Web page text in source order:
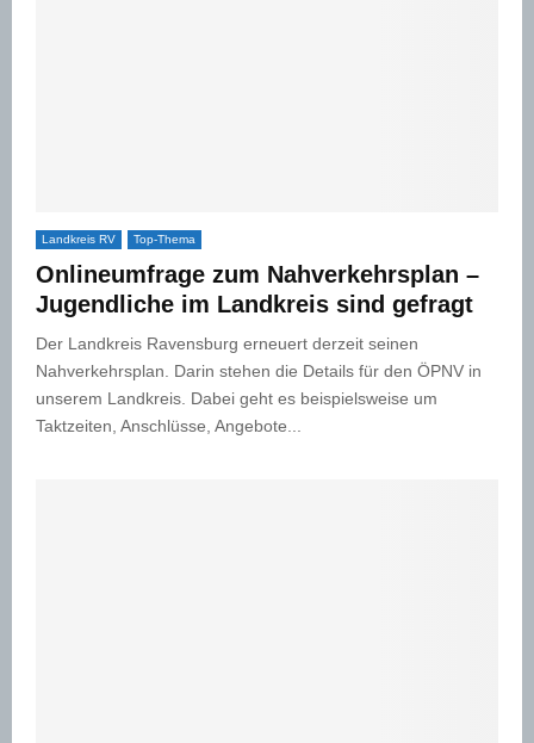
Landkreis RV Top-Thema
Onlineumfrage zum Nahverkehrsplan –
Jugendliche im Landkreis sind gefragt
Der Landkreis Ravensburg erneuert derzeit seinen
Nahverkehrsplan. Darin stehen die Details für den ÖPNV in
unserem Landkreis. Dabei geht es beispielsweise um
Taktzeiten, Anschlüsse, Angebote...